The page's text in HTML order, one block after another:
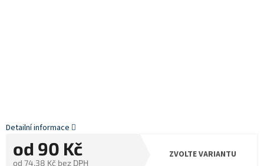
od 90 Kč
od 74,38 Kč bez DPH
ZVOLTE VARIANTU
Detailní informace